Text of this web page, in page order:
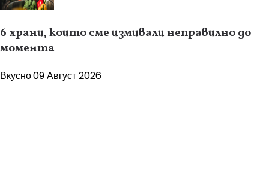
6 храни, които сме измивали неправилно до
момента
Вкусно09 Август 2026